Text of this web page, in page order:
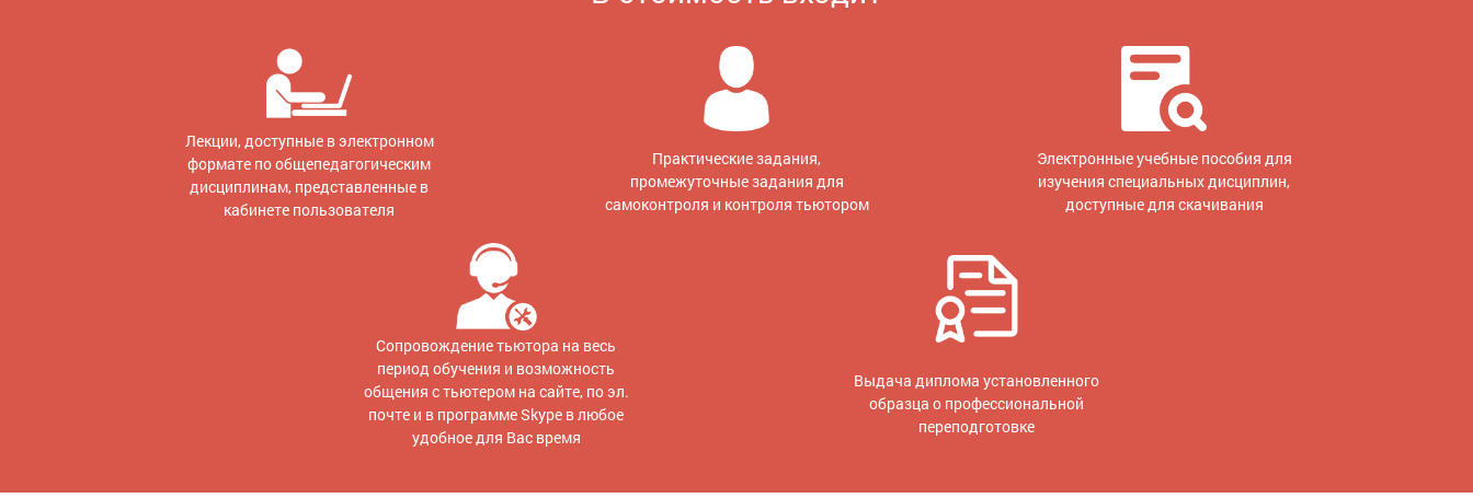
Лекции, доступные в электронном
формате по общепедагогическим
дисциплинам, представленные в
кабинете пользователя
Практические задания,
промежуточные задания для
самоконтроля и контроля тьютором
Электронные учебные пособия для
изучения специальных дисциплин,
доступные для скачивания
Сопровождение тьютора на весь
период обучения и возможность
общения с тьютером на сайте, по эл.
почте и в программе Skype в любое
удобное для Вас время
Выдача диплома установленного
образца о профессиональной
переподготовке